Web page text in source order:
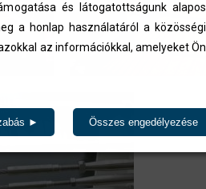
és látogatottságunk alapos
a honlap használatáról a közösségi
az információkkal, amelyeket Ön
► Összes engedélyezése